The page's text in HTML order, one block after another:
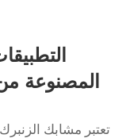
المصنوعة
تعتبر مشابك